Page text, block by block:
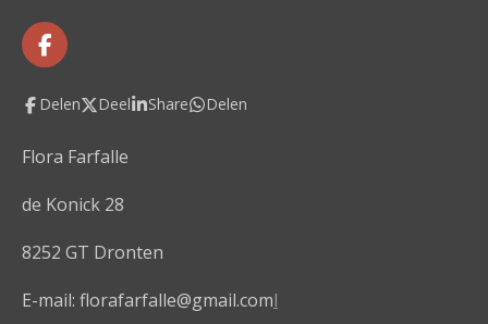
F
a
c
e
o
k
Delen Deel Share Delen
Flora Farfalle
de Konick 28
8252 GT Dronten
E-mail: florafarfalle@gmail.coml